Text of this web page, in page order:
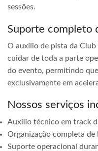
sessões.
Suporte completo
O auxílio de pista da Club
cuidar de toda a parte
do evento, permitindo
exclusivamente em
Nossos serviços
Auxílio técnico em track
Organização completa de
Suporte operacional